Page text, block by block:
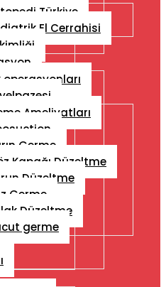
Türkiye
El Cerrahisi
operasyonları
Ameliyatları
Germe
Kapağı Düzeltme
Düzeltme
Germe
Düzeltme
germe